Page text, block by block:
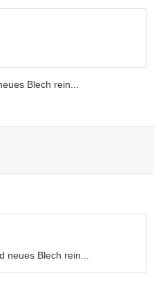
Blech rein...
neues Blech rein...